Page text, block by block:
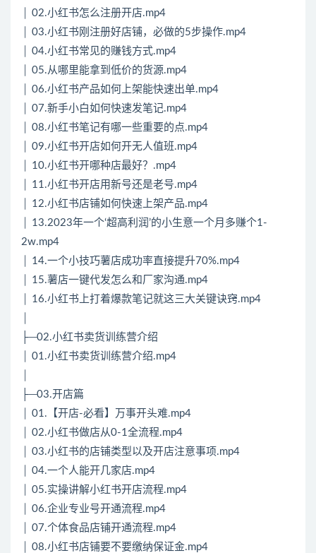
│ 02.小红书怎么注册开店.mp4
│ 03.小红书刚注册好店铺，必做的5步操作.mp4
│ 04.小红书常见的赚钱方式.mp4
│ 05.从哪里能拿到低价的货源.mp4
│ 06.小红书产品如何上架能快速出单.mp4
│ 07.新手小白如何快速发笔记.mp4
│ 08.小红书笔记有哪一些重要的点.mp4
│ 09.小红书开店如何开无人值班.mp4
│ 10.小红书开哪种店最好？.mp4
│ 11.小红书开店用新号还是老号.mp4
│ 12.小红书店铺如何快速上架产品.mp4
│ 13.2023年一个‘超高利润’的小生意一个月多赚个1-
2w.mp4
│ 14.一个小技巧薯店成功率直接提升70%.mp4
│ 15.薯店一键代发怎么和厂家沟通.mp4
│ 16.小红书上打着爆款笔记就这三大关键诀窍.mp4
├─02.小红书卖货训练营介绍
│ 01.小红书卖货训练营介绍.mp4
├─03.开店篇
│ 01.【开店-必看】万事开头难.mp4
│ 02.小红书做店从0-1全流程.mp4
│ 03.小红书的店铺类型以及开店注意事项.mp4
│ 04.一个人能开几家店.mp4
│ 05.实操讲解小红书开店流程.mp4
│ 06.企业专业号开通流程.mp4
│ 07.个体食品店铺开通流程.mp4
│ 08.小红书店铺要不要缴纳保证金.mp4